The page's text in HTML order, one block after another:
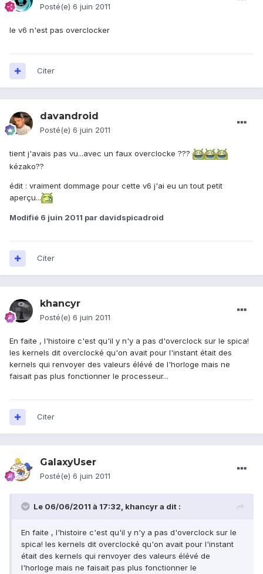
Posté(e) 6 juin 2011
le v6 n'est pas overclocker
Citer
davandroid
Posté(e) 6 juin 2011
tient j'avais pas vu...avec un faux overclocke ???
kézako??
édit : vraiment dommage pour cette v6 j'ai eu un tout petit
aperçu...
Modifié 6 juin 2011 par davidspicadroid
Citer
khancyr
Posté(e) 6 juin 2011
En faite , l'histoire c'est qu'il y n'y a pas d'overclock sur le spica!
les kernels dit overclocké qu'on avait pour l'instant était des
kernels qui renvoyer des valeurs élévé de l'horloge mais ne
faisait pas plus fonctionner le processeur...
Citer
GalaxyUser
Posté(e) 6 juin 2011
Le 06/06/2011 à 17:32, khancyr a dit :
En faite , l'histoire c'est qu'il y n'y a pas d'overclock sur le
spica! les kernels dit overclocké qu'on avait pour l'instant
était des kernels qui renvoyer des valeurs élévé de
l'horloge mais ne faisait pas plus fonctionner le